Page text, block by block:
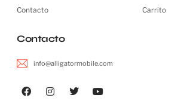
Contacto
Carrito
Contacto
info@alligatormobile.com